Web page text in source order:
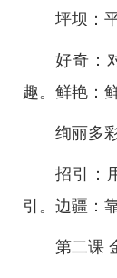
坪坝：
好奇：
趣。鲜艳：
绚丽多
招引：
引。边疆：
第二课